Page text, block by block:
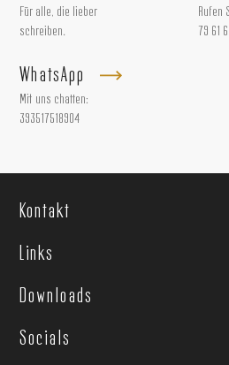
Für alle, die lieber
schreiben.
Rufen
79 61
WhatsApp
Mit uns chatten:
393517518904
Kontakt
Links
Downloads
Socials